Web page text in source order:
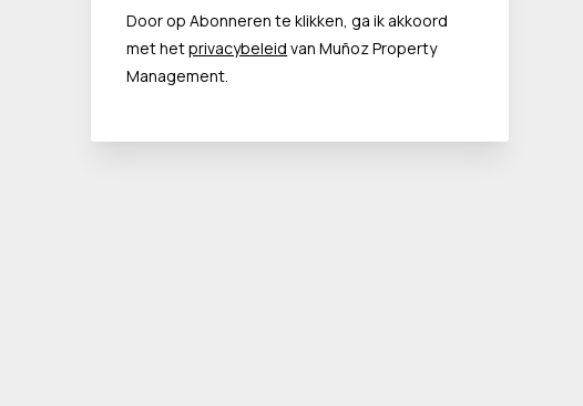
Door op Abonneren te klikken, ga ik akkoord
met hetprivacybeleid van Muñoz Property
Management.